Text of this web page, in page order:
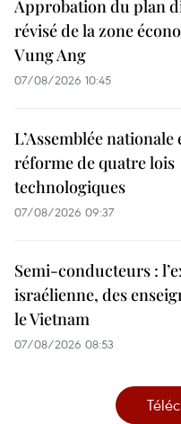
Approbation du plan
révisé de la zone
Vung Ang
07/08/2026 10:45
L’Assemblée nationale
réforme de quatre lois
technologiques
07/08/2026 09:37
Semi-conducteurs :
israélienne, des
le Vietnam
07/08/2026 08:53